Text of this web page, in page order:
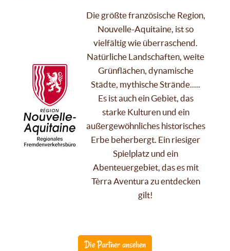
Die größte französische Region,
Nouvelle-Aquitaine, ist so
vielfältig wie überraschend.
Natürliche Landschaften, weite
Grünflächen, dynamische
Städte, mythische Strände.....
Es ist auch ein Gebiet, das
starke Kulturen und ein
außergewöhnliches historisches
Erbe beherbergt. Ein riesiger
Spielplatz und ein
Abenteuergebiet, das es mit
Tèrra Aventura zu entdecken
gilt!
Die Partner ansehen